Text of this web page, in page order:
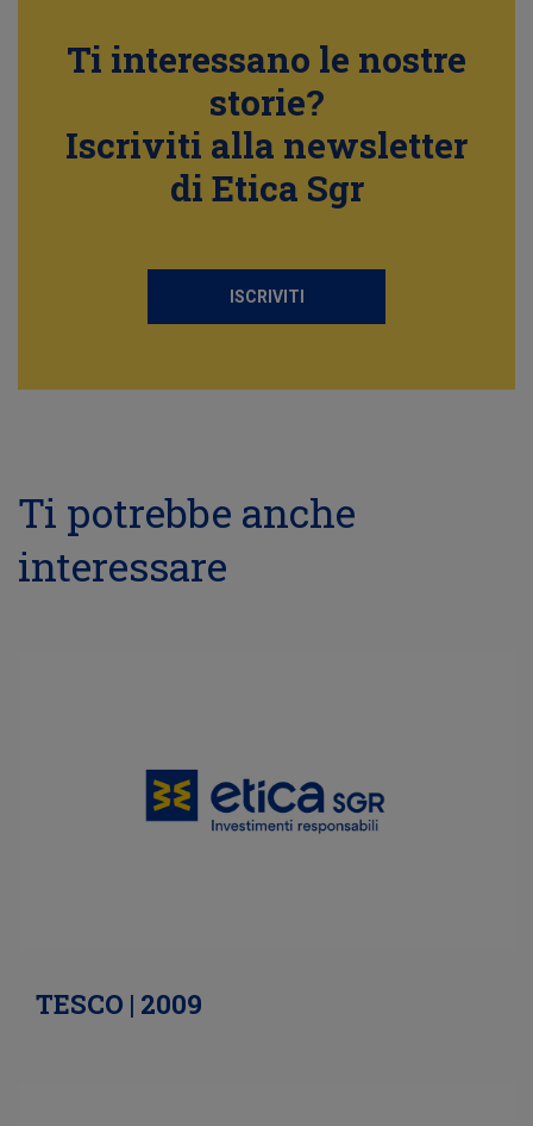
Ti interessano le nostre
storie?
Iscriviti alla newsletter
di Etica Sgr
ISCRIVITI
Ti potrebbe anche
interessare
TESCO | 2009